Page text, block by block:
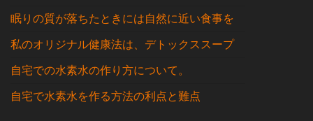
眠りの質が落ちたときには自然に近い食事を
私のオリジナル健康法は、デトックススープ
自宅での水素水の作り方について。
自宅で水素水を作る方法の利点と難点